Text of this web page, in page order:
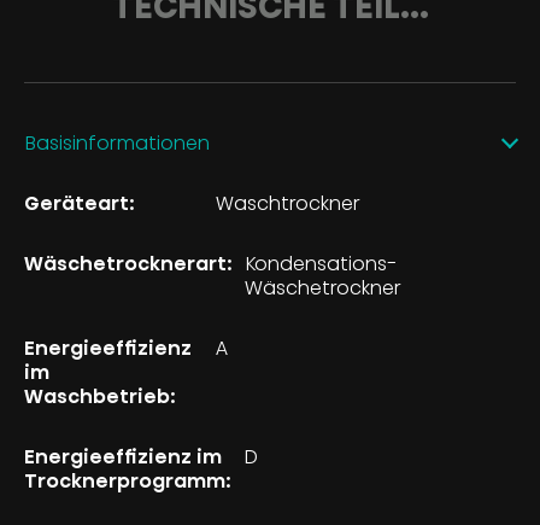
Basisinformationen
Geräteart: Waschtrockner
Wäschetrocknerart: Kondensations-
Wäschetrockner
Energieeffizienz
im
Waschbetrieb:
A
Energieeffizienz im
Trocknerprogramm:
D